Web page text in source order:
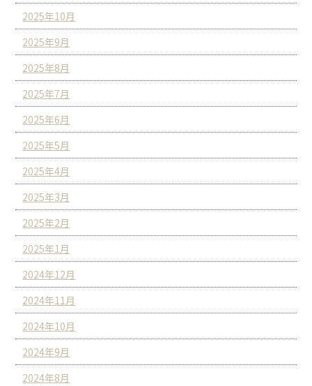
2025年10月
2025年9月
2025年8月
2025年7月
2025年6月
2025年5月
2025年4月
2025年3月
2025年2月
2025年1月
2024年12月
2024年11月
2024年10月
2024年9月
2024年8月